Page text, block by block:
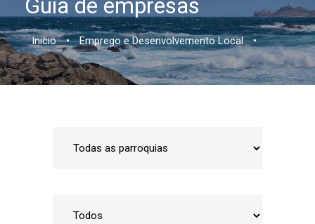
Guía de empresas
Inicio • Emprego e Desenvolvemento Local •